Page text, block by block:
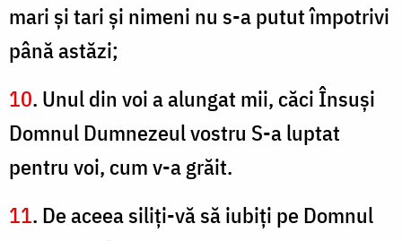
mari şi tari şi nimeni nu s-a putut împotrivi
până astăzi;
10. Unul din voi a alungat mii, căci Însuşi
Domnul Dumnezeul vostru S-a luptat
pentru voi, cum v-a grăit.
11. De aceea siliţi-vă să iubiţi pe Domnul